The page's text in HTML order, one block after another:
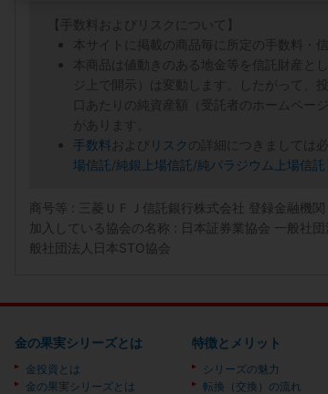
【手数料およびリスクについて】
本サイトに掲載の商品毎に所定の手数料・
本商品は値動きのある地金等を信託財産と
ジ上で開示）は変動します。したがって、
口あたりの純資産額（受託者のホームペー
があります。
手数料 および リスク の詳細につきましては
場信託 /純銀上場信託 /純パラジウム上場信託
商号等 : 三菱ＵＦＪ信託銀行株式会社 登録金融機
加入している協会の名称 : 日本証券業協会 一般
般社団法人日本STO協会
金の果実シリーズとは
金投資とは
金の果実シリーズとは
特徴とメリット
シリーズの魅力
転換（交換）の流れ